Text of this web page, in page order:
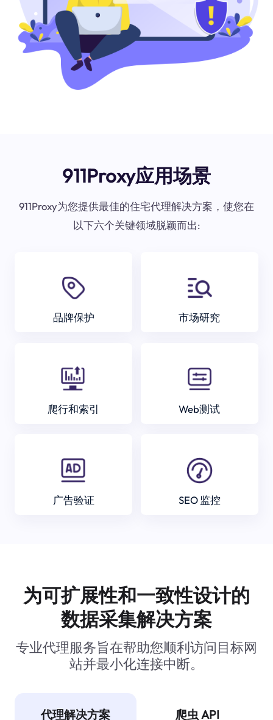
911Proxy应用场景
911Proxy为您提供最佳的住宅代理解决方案，使您在
以下六个关键领域脱颖而出:
品牌保护 市场研究
爬行和索引 Web测试
广告验证 SEO 监控
为可扩展性和一致性设计的
数据采集解决方案
专业代理服务旨在帮助您顺利访问目标网
站并最小化连接中断。
代理解决方案 爬虫 API